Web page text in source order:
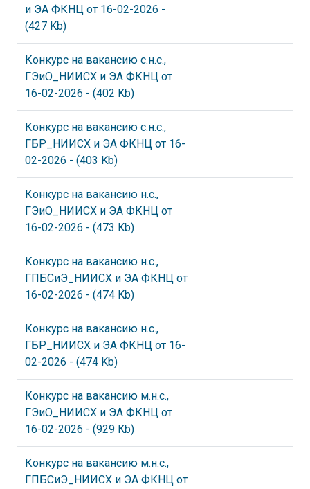
и ЭА ФКНЦ от 16-02-2026 -
(427 Kb)
Конкурс на вакансию с.н.с.,
ГЭиО_НИИСХ и ЭА ФКНЦ от
16-02-2026 - (402 Kb)
Конкурс на вакансию с.н.с.,
ГБР_НИИСХ и ЭА ФКНЦ от 16-
02-2026 - (403 Kb)
Конкурс на вакансию н.с.,
ГЭиО_НИИСХ и ЭА ФКНЦ от
16-02-2026 - (473 Kb)
Конкурс на вакансию н.с.,
ГПБСиЭ_НИИСХ и ЭА ФКНЦ от
16-02-2026 - (474 Kb)
Конкурс на вакансию н.с.,
ГБР_НИИСХ и ЭА ФКНЦ от 16-
02-2026 - (474 Kb)
Конкурс на вакансию м.н.с.,
ГЭиО_НИИСХ и ЭА ФКНЦ от
16-02-2026 - (929 Kb)
Конкурс на вакансию м.н.с.,
ГПБСиЭ_НИИСХ и ЭА ФКНЦ от